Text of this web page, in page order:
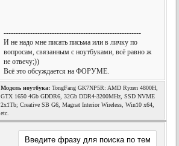
---------------------------------------------------------
И не надо мне писать письма или в личку по
вопросам, связанным с ноутбуками, всё равно ж
не отвечу;))
Всё это обсуждается на ФОРУМЕ.
Модель ноутбука: TongFang GK7NP5R: AMD Ryzen 4800H,
GTX 1650 4Gb GDDR6, 32Gb DDR4-3200MHz, SSD NVME
2x1Tb; Creative SB G6, Magnat Interior Wireless, Win10 x64,
etc.